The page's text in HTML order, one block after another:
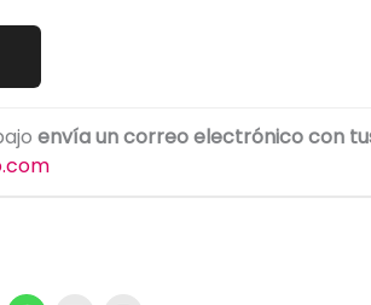
envía un correo electrónico con